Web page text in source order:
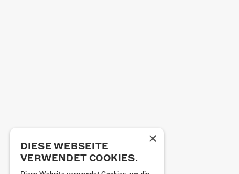
×
DIESE WEBSEITE
VERWENDET COOKIES.